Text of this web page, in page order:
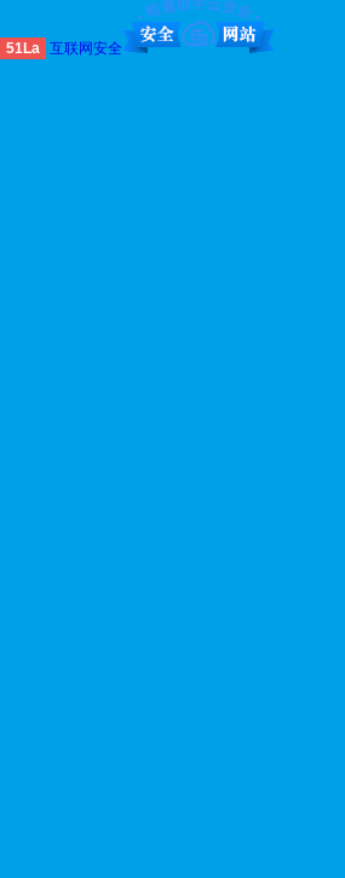
51La 互联网安全